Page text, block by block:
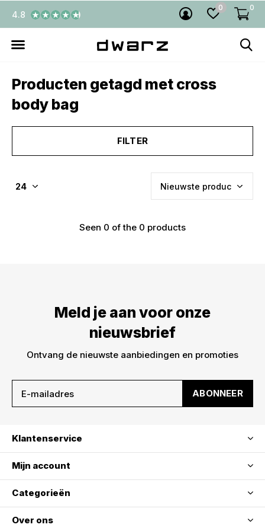
0 0
4.8
Producten getagd met cross
body bag
FILTER
Seen 0 of the 0 products
Meld je aan voor onze
nieuwsbrief
Ontvang de nieuwste aanbiedingen en promoties
ABONNEER
Klantenservice
Mijn account
Categorieën
Over ons